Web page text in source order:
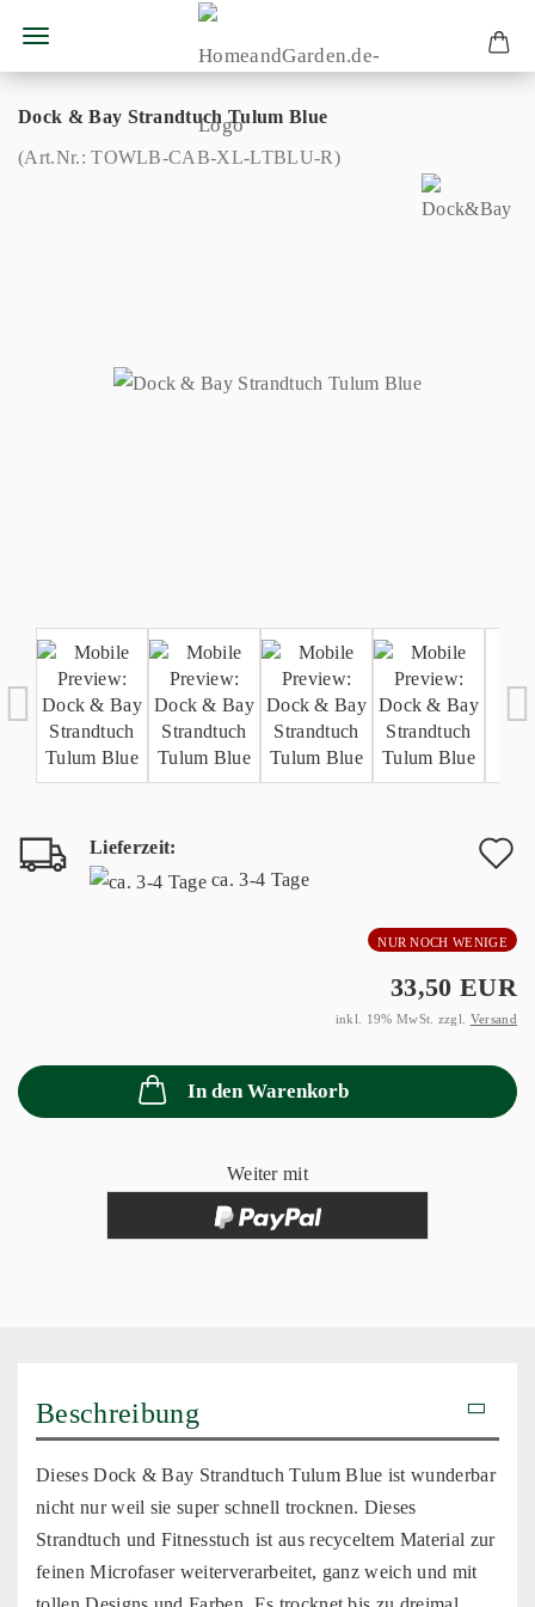
Dock & Bay Strandtuch Tulum Blue
(Art.Nr.:TOWLB-CAB-XL-LTBLU-R)
Lieferzeit:
ca. 3-4 Tage
NUR NOCH WENIGE
33,50 EUR
inkl. 19% MwSt. zzgl. Versand
In den Warenkorb
Weiter mit
Beschreibung
Dieses Dock & Bay Strandtuch Tulum Blue ist wunderbar
nicht nur weil sie super schnell trocknen. Dieses
Strandtuch und Fitnesstuch ist aus recyceltem Material zur
feinen Microfaser weiterverarbeitet, ganz weich und mit